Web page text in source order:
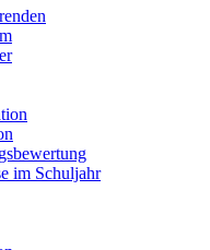
im Schuljahr